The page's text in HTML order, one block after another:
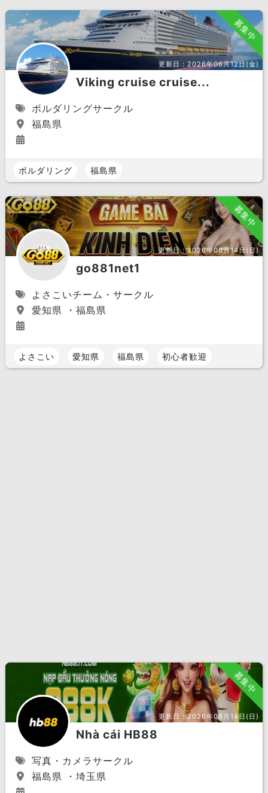
募集中
更新日：2026年06月12日(金)
Viking cruise cruise...
ボルダリングサークル
福島県
ボルダリング 福島県
募集中
更新日：2026年06月14日(日)
go881net1
よさこいチーム・サークル
愛知県 ・福島県
よさこい 愛知県 福島県 初心者歓迎
募集中
更新日：2026年06月14日(日)
Nhà cái HB88
写真・カメラサークル
福島県 ・埼玉県